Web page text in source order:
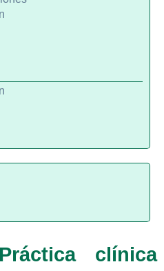
clínica